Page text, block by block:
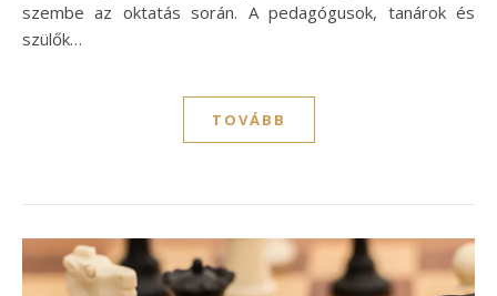
szembe az oktatás során. A pedagógusok, tanárok és
szülők…
TOVÁBB